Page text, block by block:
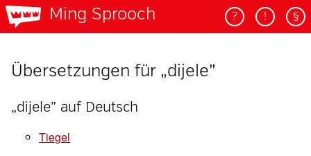
Ming Sprooch ? ! §
Übersetzungen für „dijele”
„dijele” auf Deutsch
tiegel